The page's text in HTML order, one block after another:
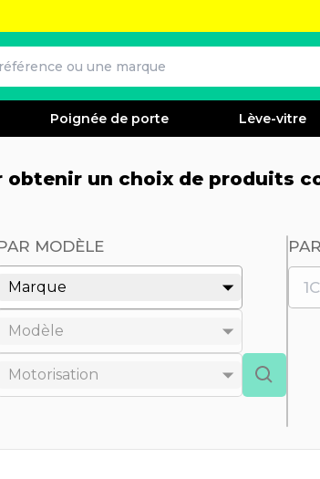
Poignée de porte Lève-vitre
un choix de produits
MODÈLE
Marque
Modèle
Motorisation